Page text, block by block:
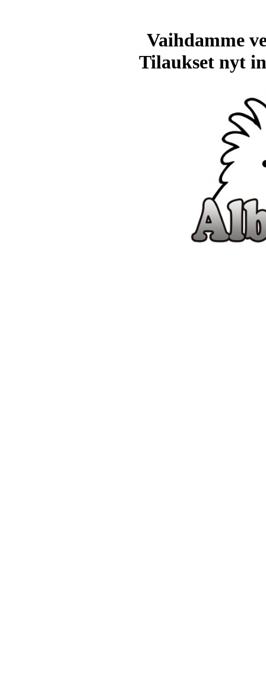
Vaihdamme
Tilaukset nyt